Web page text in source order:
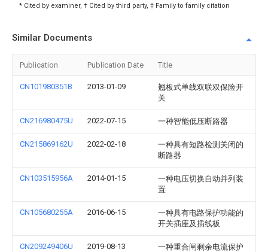
* Cited by examiner, † Cited by third party, ‡ Family to family citation
Similar Documents
Publication Publication Date Title
CN101980351B 2013-01-09
翘板式单线双联双保险开
关
CN216980475U 2022-07-15 一种智能低压断路器
CN215869162U 2022-02-18
一种具有短路检测关闭的
断路器
CN103515956A 2014-01-15
一种电压切换自动并列装
置
CN105680255A 2016-06-15
一种具有电路保护功能的
开关插座及插线板
CN209249406U 2019-08-13
一种重合闸剩余电流保护